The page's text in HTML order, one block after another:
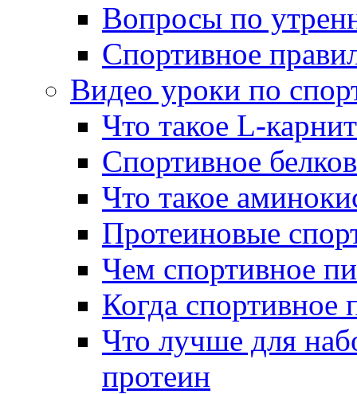
Вопросы по
Спортивное
Видео уроки по
Что такое L-
Спортивное
Что такое
Протеиновые
Чем спортивное
Когда
Что лучше для
протеин